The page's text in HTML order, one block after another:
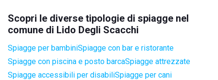
Scopri le diverse tipologie di spiagge nel
comune di Lido Degli Scacchi
Spiagge per bambiniSpiagge con bar e ristorante
Spiagge con piscina e posto barcaSpiagge attrezzate
Spiagge accessibili per disabiliSpiagge per cani